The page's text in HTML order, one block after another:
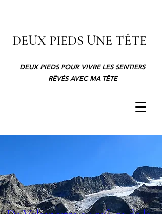
DEUX PIEDS UNE TÊTE
DEUX PIEDS POUR VIVRE LES SENTIERS
RÊVÉS AVEC MA TÊTE